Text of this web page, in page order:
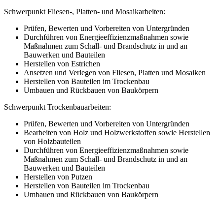
Schwerpunkt Fliesen-, Platten- und Mosaikarbeiten:
Prüfen, Bewerten und Vorbereiten von Untergründen
Durchführen von Energieeffizienzmaßnahmen sowie
Maßnahmen zum Schall- und Brandschutz in und an
Bauwerken und Bauteilen
Herstellen von Estrichen
Ansetzen und Verlegen von Fliesen, Platten und Mosaiken
Herstellen von Bauteilen im Trockenbau
Umbauen und Rückbauen von Baukörpern
Schwerpunkt Trockenbauarbeiten:
Prüfen, Bewerten und Vorbereiten von Untergründen
Bearbeiten von Holz und Holzwerkstoffen sowie Herstellen
von Holzbauteilen
Durchführen von Energieeffizienzmaßnahmen sowie
Maßnahmen zum Schall- und Brandschutz in und an
Bauwerken und Bauteilen
Herstellen von Putzen
Herstellen von Bauteilen im Trockenbau
Umbauen und Rückbauen von Baukörpern